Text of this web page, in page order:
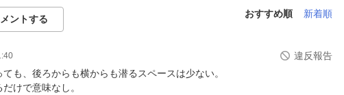
ントする
おすすめ順 新着順
違反報告
も、後ろからも横からも潜るスペースは少ない。
けで意味なし。